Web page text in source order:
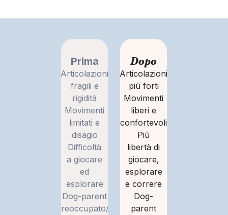
Prima
Articolazioni
fragili e
rigidità
Movimenti
limitati e
disagio
Difficoltà
a giocare
ed
esplorare
Dog-parent
preoccupato/a
Dopo
Articolazioni
più forti
Movimenti
liberi e
confortevoli
Più
libertà di
giocare,
esplorare
e correre
Dog-
parent